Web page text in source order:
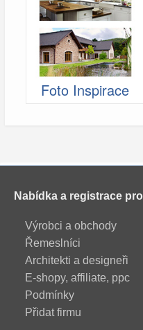
Foto Inspirace
Nabídka a registrace pro
Výrobci a obchody
Řemeslníci
Architekti a designeři
E-shopy, affiliate, ppc
Podmínky
Přidat firmu